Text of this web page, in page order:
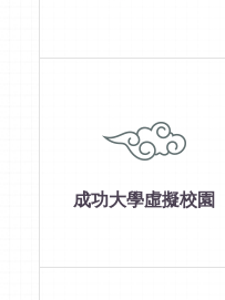
成功大學虛擬校園